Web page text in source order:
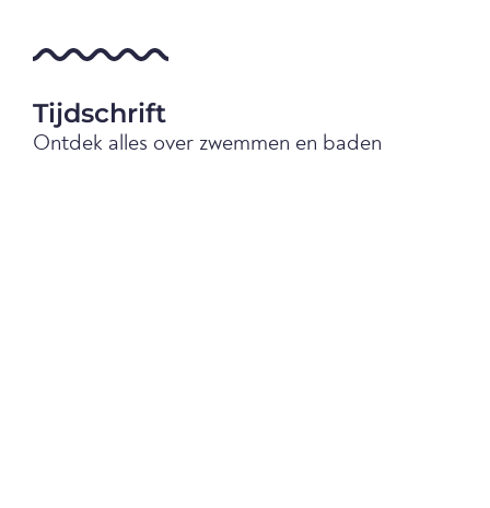
Tijdschrift
Ontdek alles over zwemmen en baden